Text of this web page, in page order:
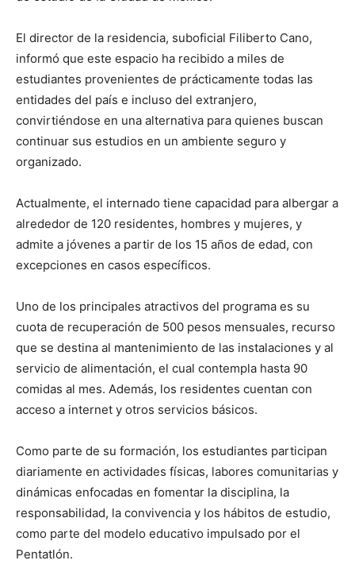
El director de la residencia, suboficial Filiberto Cano,
informó que este espacio ha recibido a miles de
estudiantes provenientes de prácticamente todas las
entidades del país e incluso del extranjero,
convirtiéndose en una alternativa para quienes buscan
continuar sus estudios en un ambiente seguro y
organizado.
Actualmente, el internado tiene capacidad para albergar a
alrededor de 120 residentes, hombres y mujeres, y
admite a jóvenes a partir de los 15 años de edad, con
excepciones en casos específicos.
Uno de los principales atractivos del programa es su
cuota de recuperación de 500 pesos mensuales, recurso
que se destina al mantenimiento de las instalaciones y al
servicio de alimentación, el cual contempla hasta 90
comidas al mes. Además, los residentes cuentan con
acceso a internet y otros servicios básicos.
Como parte de su formación, los estudiantes participan
diariamente en actividades físicas, labores comunitarias y
dinámicas enfocadas en fomentar la disciplina, la
responsabilidad, la convivencia y los hábitos de estudio,
como parte del modelo educativo impulsado por el
Pentatlón.